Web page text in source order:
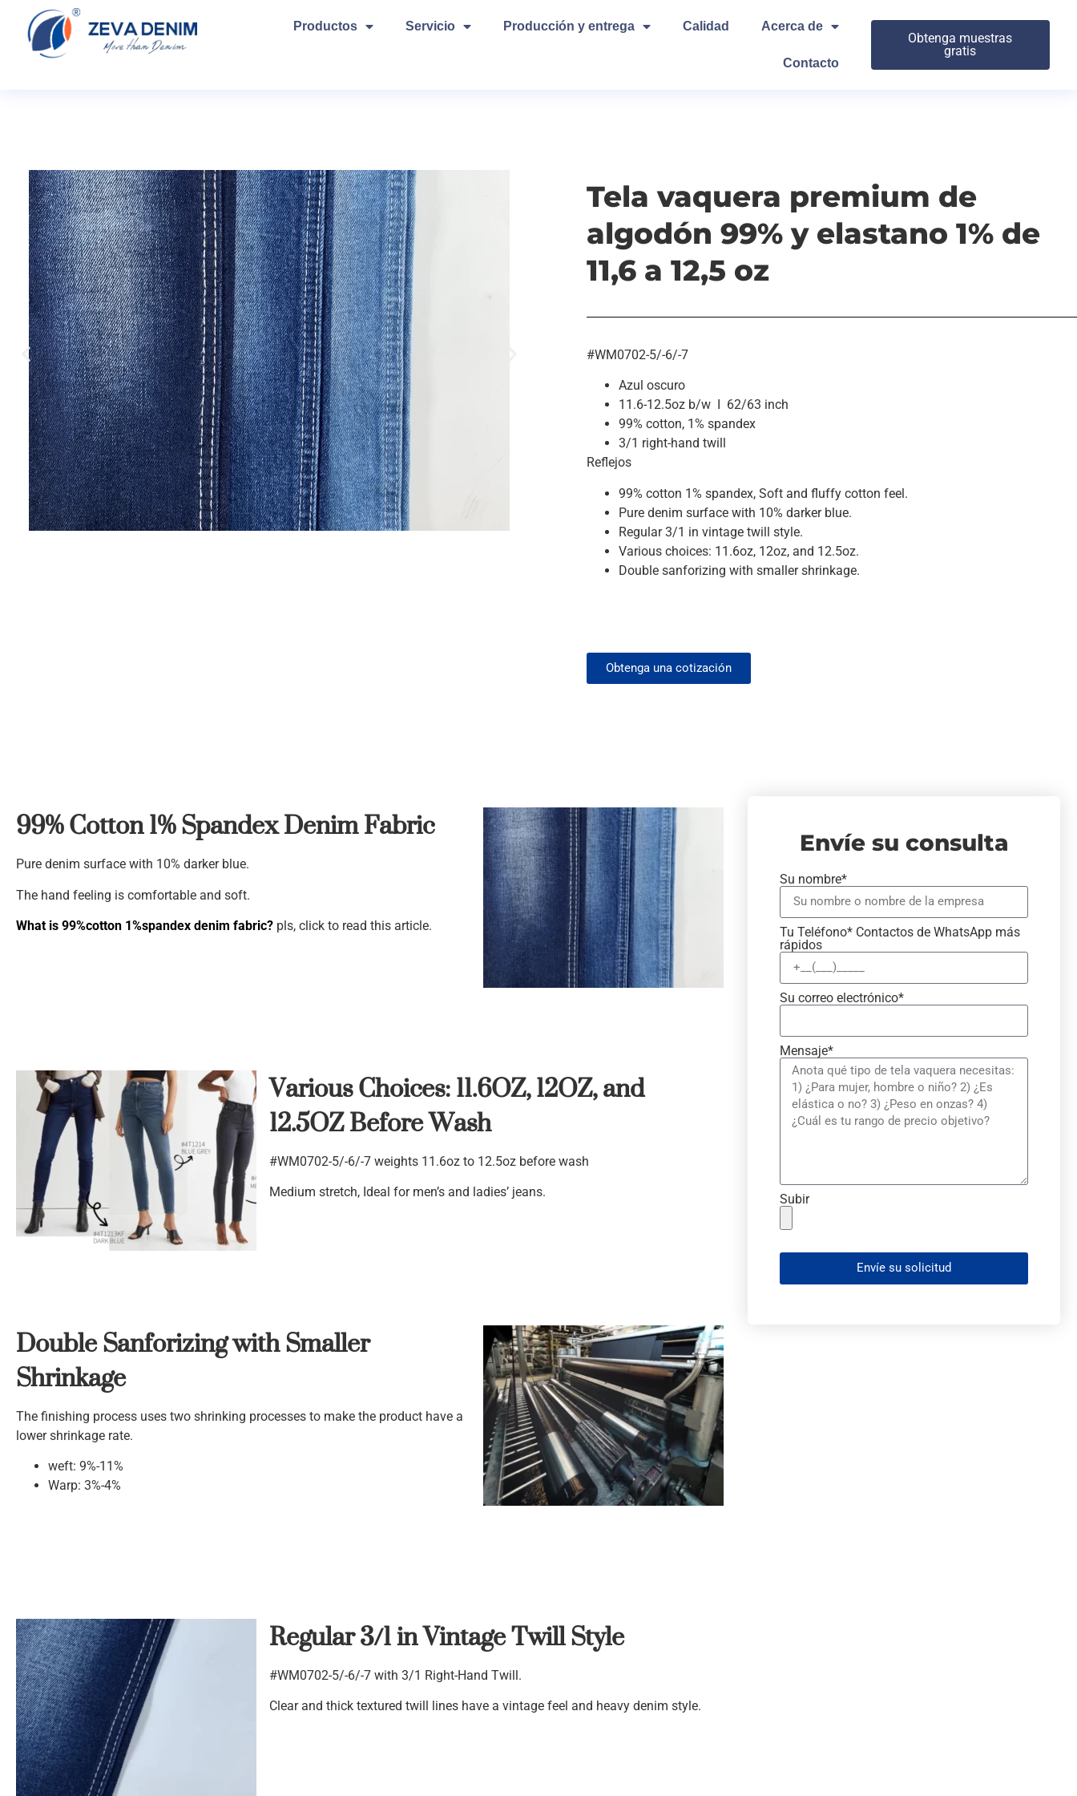
Productos Servicio Producción y entrega Calidad Acerca de
Contacto
Obtenga muestras
gratis
Tela vaquera premium de
algodón 99% y elastano 1% de
11,6 a 12,5 oz
#WM0702-5/-6/-7
Azul oscuro
11.6-12.5oz b/w I 62/63 inch
99% cotton, 1% spandex
3/1 right-hand twill
Reflejos
99% cotton 1% spandex, Soft and fluffy cotton feel.
Pure denim surface with 10% darker blue.
Regular 3/1 in vintage twill style.
Various choices: 11.6oz, 12oz, and 12.5oz.
Double sanforizing with smaller shrinkage.
Obtenga una cotización
99% Cotton 1% Spandex Denim Fabric
Pure denim surface with 10% darker blue.
The hand feeling is comfortable and soft.
What is 99%cotton 1%spandex denim fabric? pls, click to read this article.
Various Choices: 11.6OZ, 12OZ, and
12.5OZ Before Wash
#WM0702-5/-6/-7 weights 11.6oz to 12.5oz before wash
Medium stretch, Ideal for men’s and ladies’ jeans.
Double Sanforizing with Smaller
Shrinkage
The finishing process uses two shrinking processes to make the product have a
lower shrinkage rate.
weft: 9%-11%
Warp: 3%-4%
Regular 3/1 in Vintage Twill Style
#WM0702-5/-6/-7 with 3/1 Right-Hand Twill.
Clear and thick textured twill lines have a vintage feel and heavy denim style.
Envíe su consulta
Su nombre*
Tu Teléfono* Contactos de WhatsApp más
rápidos
Su correo electrónico*
Mensaje*
Subir
Envíe su solicitud